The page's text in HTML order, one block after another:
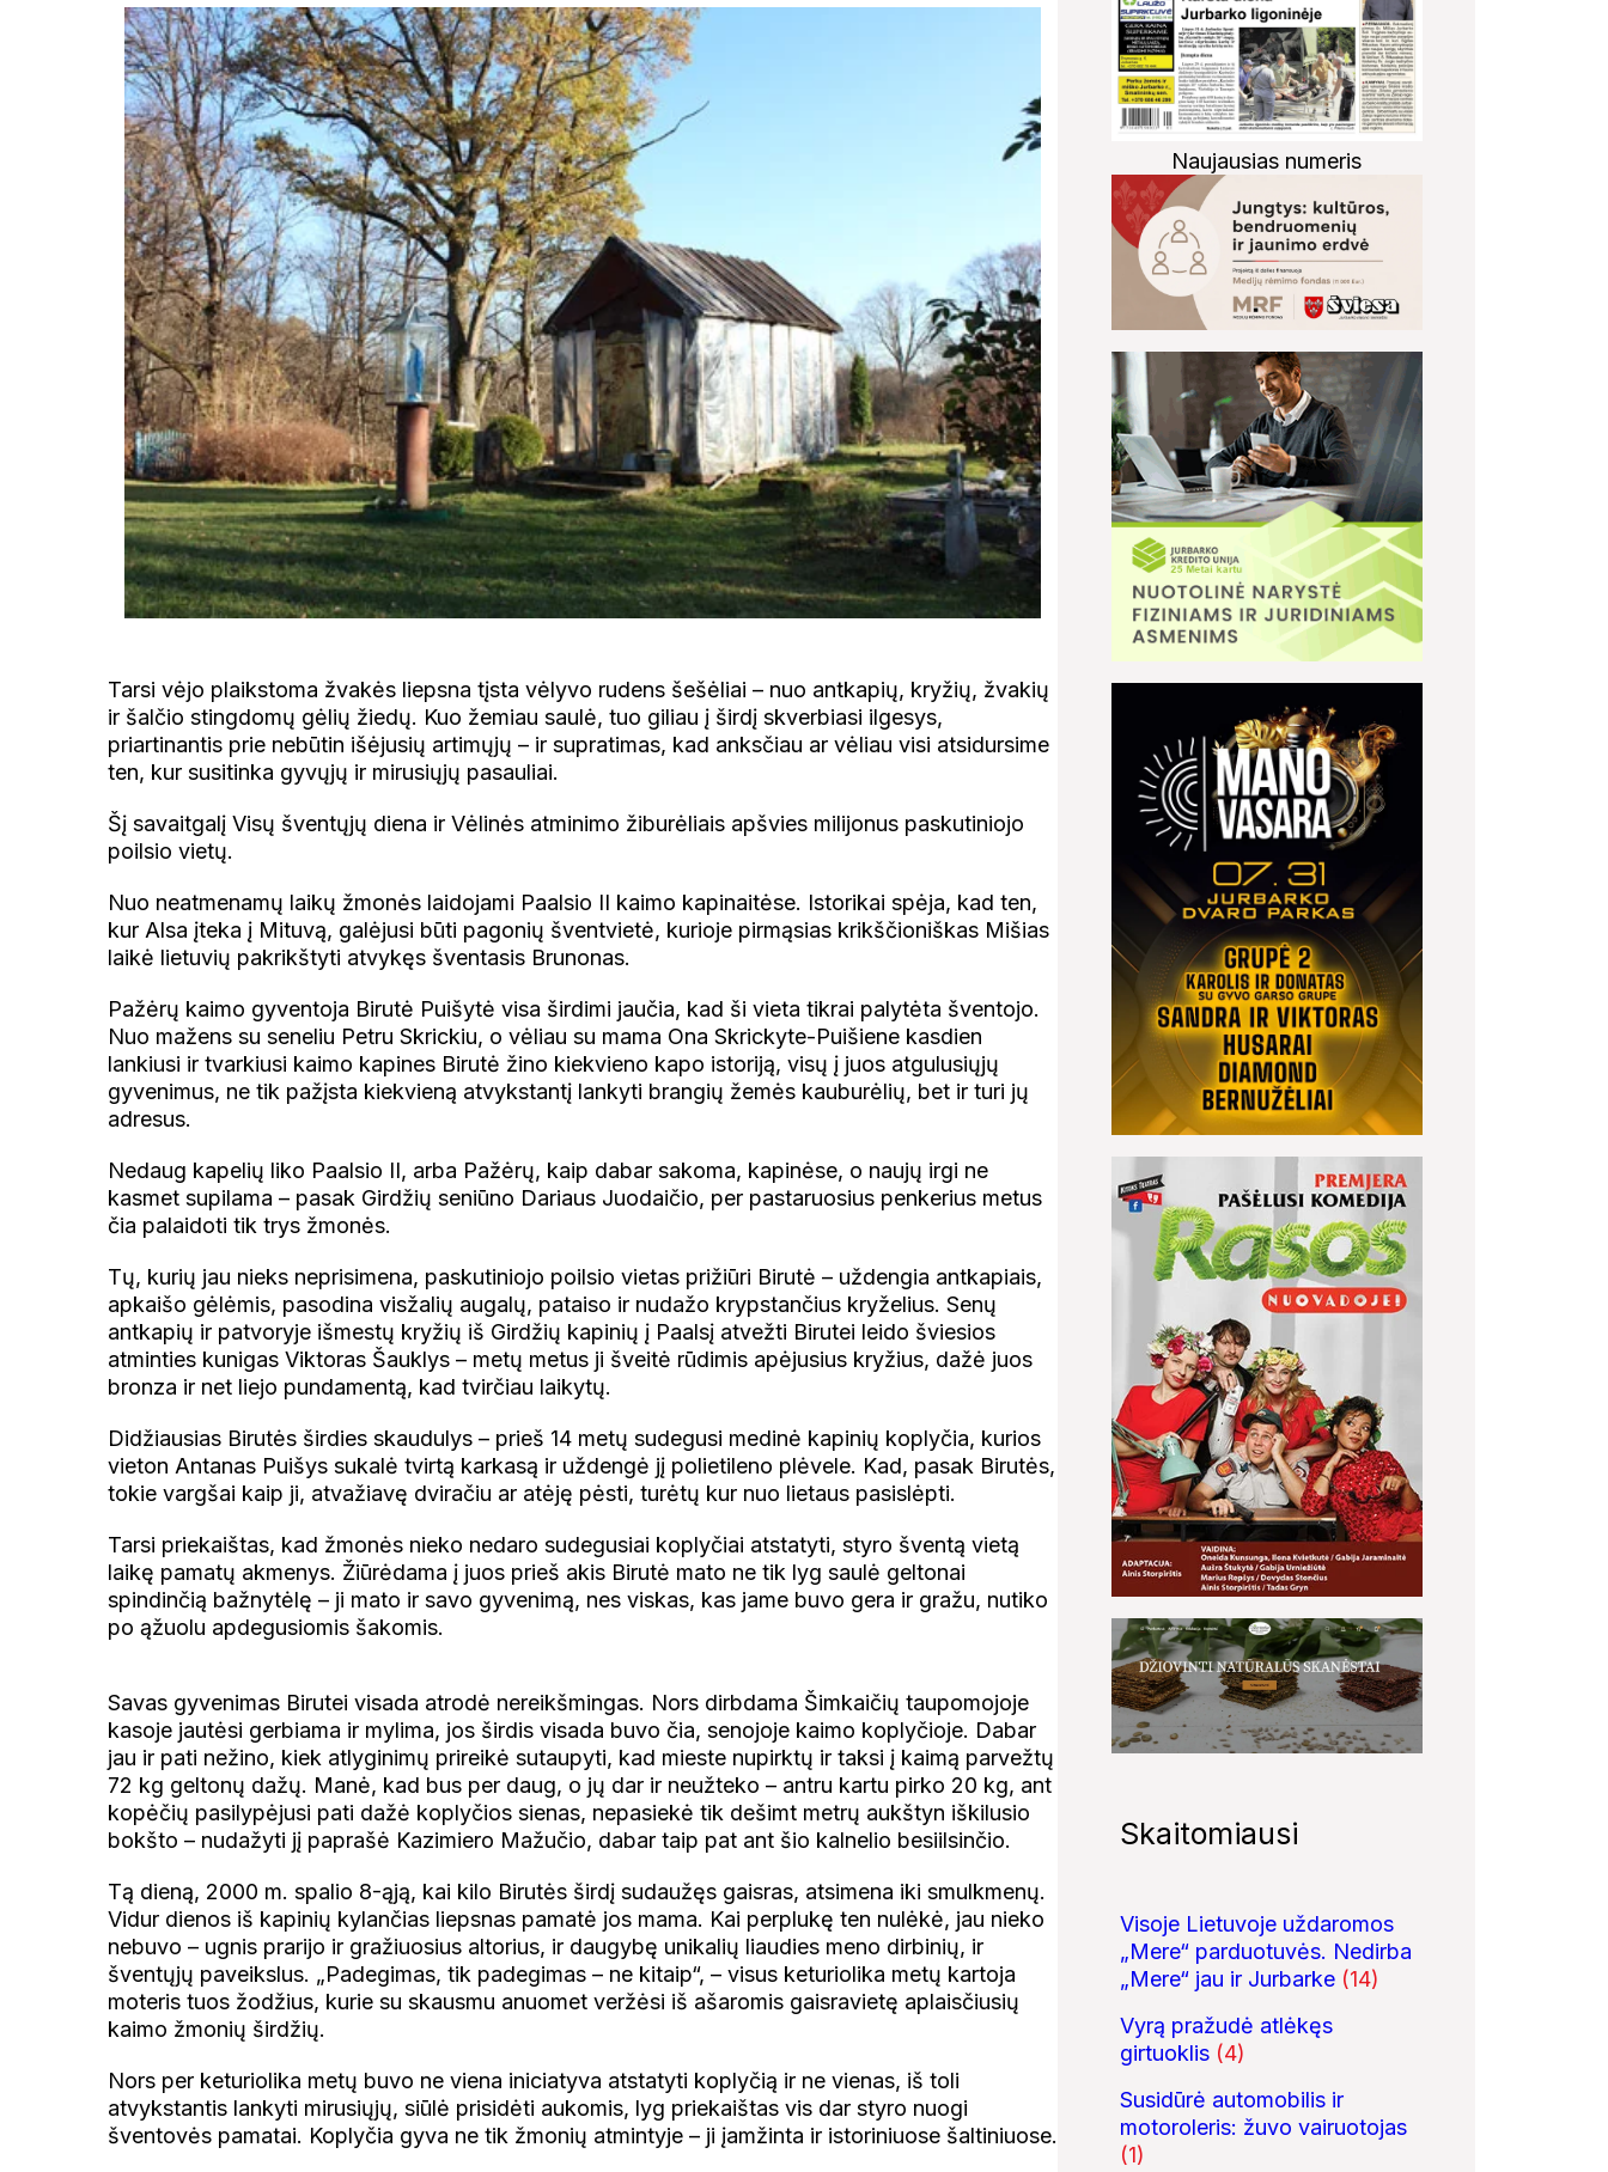
Tarsi vėjo plaikstoma žvakės liepsna tįsta vėlyvo rudens šešėliai – nuo antkapių, kryžių, žvakių
ir šalčio stingdomų gėlių žiedų. Kuo žemiau saulė, tuo giliau į širdį skverbiasi ilgesys,
priartinantis prie nebūtin išėjusių artimųjų – ir supratimas, kad anksčiau ar vėliau visi atsidursime
ten, kur susitinka gyvųjų ir mirusiųjų pasauliai.
Šį savaitgalį Visų šventųjų diena ir Vėlinės atminimo žiburėliais apšvies milijonus paskutiniojo
poilsio vietų.
Nuo neatmenamų laikų žmonės laidojami Paalsio II kaimo kapinaitėse. Istorikai spėja, kad ten,
kur Alsa įteka į Mituvą, galėjusi būti pagonių šventvietė, kurioje pirmąsias krikščioniškas Mišias
laikė lietuvių pakrikštyti atvykęs šventasis Brunonas.
Pažėrų kaimo gyventoja Birutė Puišytė visa širdimi jaučia, kad ši vieta tikrai palytėta šventojo.
Nuo mažens su seneliu Petru Skrickiu, o vėliau su mama Ona Skrickyte-Puišiene kasdien
lankiusi ir tvarkiusi kaimo kapines Birutė žino kiekvieno kapo istoriją, visų į juos atgulusiųjų
gyvenimus, ne tik pažįsta kiekvieną atvykstantį lankyti brangių žemės kauburėlių, bet ir turi jų
adresus.
Nedaug kapelių liko Paalsio II, arba Pažėrų, kaip dabar sakoma, kapinėse, o naujų irgi ne
kasmet supilama – pasak Girdžių seniūno Dariaus Juodaičio, per pastaruosius penkerius metus
čia palaidoti tik trys žmonės.
Tų, kurių jau nieks neprisimena, paskutiniojo poilsio vietas prižiūri Birutė – uždengia antkapiais,
apkaišo gėlėmis, pasodina visžalių augalų, pataiso ir nudažo krypstančius kryželius. Senų
antkapių ir patvoryje išmestų kryžių iš Girdžių kapinių į Paalsį atvežti Birutei leido šviesios
atminties kunigas Viktoras Šauklys – metų metus ji šveitė rūdimis apėjusius kryžius, dažė juos
bronza ir net liejo pundamentą, kad tvirčiau laikytų.
Didžiausias Birutės širdies skaudulys – prieš 14 metų sudegusi medinė kapinių koplyčia, kurios
vieton Antanas Puišys sukalė tvirtą karkasą ir uždengė jį polietileno plėvele. Kad, pasak Birutės,
tokie vargšai kaip ji, atvažiavę dviračiu ar atėję pėsti, turėtų kur nuo lietaus pasislėpti.
Tarsi priekaištas, kad žmonės nieko nedaro sudegusiai koplyčiai atstatyti, styro šventą vietą
laikę pamatų akmenys. Žiūrėdama į juos prieš akis Birutė mato ne tik lyg saulė geltonai
spindinčią bažnytėlę – ji mato ir savo gyvenimą, nes viskas, kas jame buvo gera ir gražu, nutiko
po ąžuolu apdegusiomis šakomis.
Savas gyvenimas Birutei visada atrodė nereikšmingas. Nors dirbdama Šimkaičių taupomojoje
kasoje jautėsi gerbiama ir mylima, jos širdis visada buvo čia, senojoje kaimo koplyčioje. Dabar
jau ir pati nežino, kiek atlyginimų prireikė sutaupyti, kad mieste nupirktų ir taksi į kaimą parvežtų
72 kg geltonų dažų. Manė, kad bus per daug, o jų dar ir neužteko – antru kartu pirko 20 kg, ant
kopėčių pasilypėjusi pati dažė koplyčios sienas, nepasiekė tik dešimt metrų aukštyn iškilusio
bokšto – nudažyti jį paprašė Kazimiero Mažučio, dabar taip pat ant šio kalnelio besiilsinčio.
Tą dieną, 2000 m. spalio 8-ąją, kai kilo Birutės širdį sudaužęs gaisras, atsimena iki smulkmenų.
Vidur dienos iš kapinių kylančias liepsnas pamatė jos mama. Kai perplukę ten nulėkė, jau nieko
nebuvo – ugnis prarijo ir gražiuosius altorius, ir daugybę unikalių liaudies meno dirbinių, ir
šventųjų paveikslus. „Padegimas, tik padegimas – ne kitaip“, – visus keturiolika metų kartoja
moteris tuos žodžius, kurie su skausmu anuomet veržėsi iš ašaromis gaisravietę aplaisčiusių
kaimo žmonių širdžių.
Nors per keturiolika metų buvo ne viena iniciatyva atstatyti koplyčią ir ne vienas, iš toli
atvykstantis lankyti mirusiųjų, siūlė prisidėti aukomis, lyg priekaištas vis dar styro nuogi
šventovės pamatai. Koplyčia gyva ne tik žmonių atmintyje – ji įamžinta ir istoriniuose šaltiniuose.
Naujausias numeris
Skaitomiausi
Visoje Lietuvoje uždaromos
„Mere“ parduotuvės. Nedirba
„Mere“ jau ir Jurbarke (14)
Vyrą pražudė atlėkęs
girtuoklis (4)
Susidūrė automobilis ir
motoroleris: žuvo vairuotojas
(1)